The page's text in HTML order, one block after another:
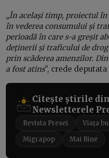
„În același timp, proiectul
în vederea consumului și
perioadă în care s-a greșit
deținerii și traficului de
prin scăderea amenzilor.
a fost atins”, crede deputata
Citește știrile
Newsletterele
Revista Presei
Viața
Migrapop
Mai Bine